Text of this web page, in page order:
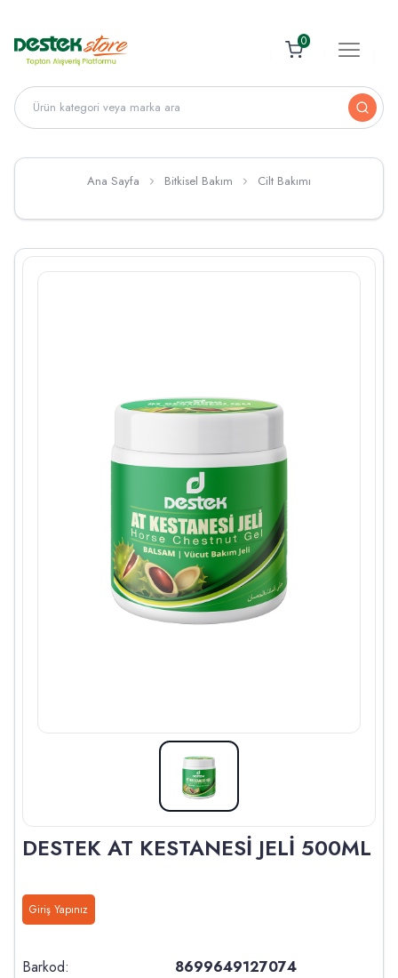
0
Ana Sayfa Bitkisel Bakım Cilt Bakımı
DESTEK AT KESTANESİ JELİ 500ML
Giriş Yapınız
Barkod:
8699649127074